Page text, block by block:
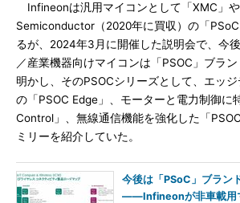
Infineonは汎用マイコンとして「XMC」
Semiconductor（2020年に買収）の「
るが、2024年3月に開催した説明会で、今
／産業機器向けマイコンは「PSOC」ブラ
明かし、そのPSOCシリーズとして、エッ
の「PSOC Edge」、モーターと電力制御に
Control」、無線通信機能を強化した「
ミリーを紹介していた。
今後は「PSoC」ブラン
――Infineonが非車載用